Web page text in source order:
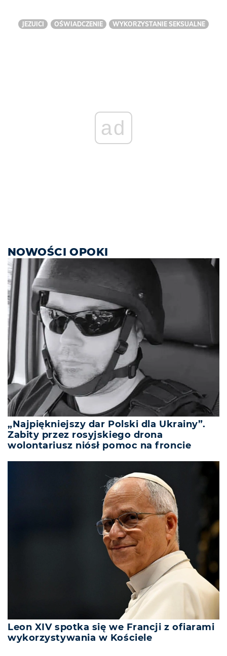
JEZUICI OŚWIADCZENIE WYKORZYSTANIE SEKSUALNE
ad
NOWOŚCI OPOKI
„Najpiękniejszy dar Polski dla Ukrainy”.
Zabity przez rosyjskiego drona
wolontariusz niósł pomoc na froncie
Leon XIV spotka się we Francji z ofiarami
wykorzystywania w Kościele